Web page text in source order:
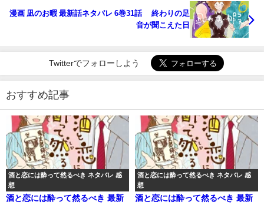
漫画 凪のお暇 最新話ネタバレ 6巻31話 終わりの足
音が聞こえた日
Twitterでフォローしよう
おすすめ記事
酒と恋には酔って然るべき ネタバレ 感
想
酒と恋には酔って然るべき 最新
酒と恋には酔って然るべき ネタバレ 感
想
酒と恋には酔って然るべき 最新